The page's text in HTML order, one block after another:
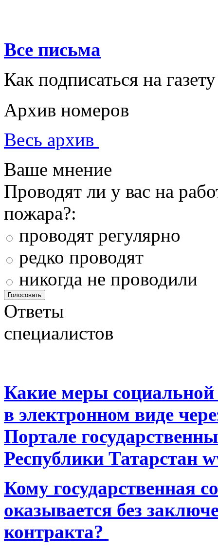
Все письма
Как подписаться на газету
Архив номеров
Весь архив
Ваше мнение
Проводят ли у вас на
пожара?:
проводят регулярно
редко проводят
никогда не проводили
Ответы
специалистов
Какие меры
в электронном виде
Портале
Республики Татарстан
Кому государственная
оказывается без
контракта?